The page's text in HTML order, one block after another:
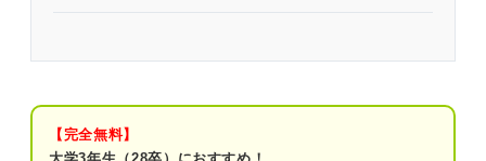
ロが読み解く
【完全無料】